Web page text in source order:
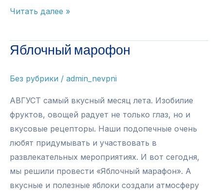
Физкульт
привет,
Лето!
Читать далее »
Яблочный марофон
Без рубрики / admin_nevpni
АВГУСТ самый вкусный месяц лета. Изобилие
фруктов, овощей радует не только глаз, но и
вкусовые рецепторы. Наши подопечные очень
любят придумывать и участвовать в
развлекательных мероприятиях. И вот сегодня,
мы решили провести «Яблочный марафон». А
вкусные и полезные яблоки создали атмосферу